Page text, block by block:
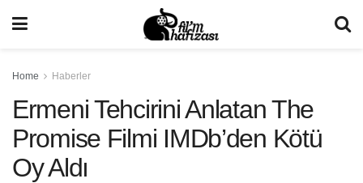
Home Haberler
Ermeni Tehcirini Anlatan The
Promise Filmi IMDb’den Kötü
Oy Aldı